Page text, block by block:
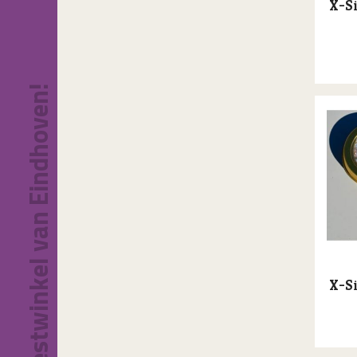
X-
X-
Dé feestwinkel van Eindhoven!